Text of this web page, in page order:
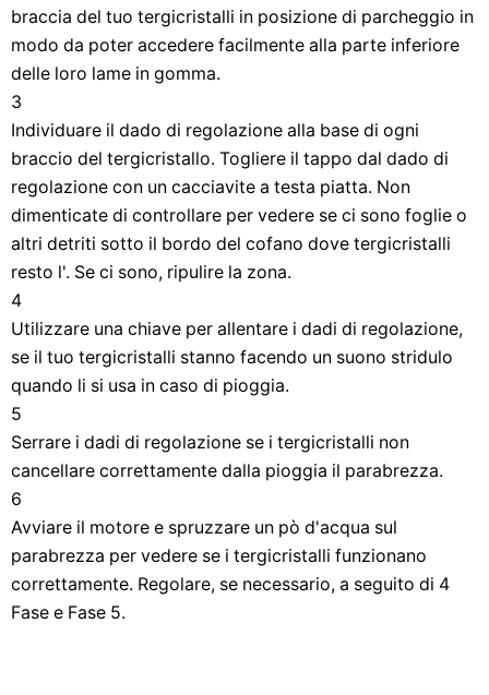
braccia del tuo tergicristalli in posizione di parcheggio in
modo da poter accedere facilmente alla parte inferiore
delle loro lame in gomma.
3
Individuare il dado di regolazione alla base di ogni
braccio del tergicristallo. Togliere il tappo dal dado di
regolazione con un cacciavite a testa piatta. Non
dimenticate di controllare per vedere se ci sono foglie o
altri detriti sotto il bordo del cofano dove tergicristalli
resto l'. Se ci sono, ripulire la zona.
4
Utilizzare una chiave per allentare i dadi di regolazione,
se il tuo tergicristalli stanno facendo un suono stridulo
quando li si usa in caso di pioggia.
5
Serrare i dadi di regolazione se i tergicristalli non
cancellare correttamente dalla pioggia il parabrezza.
6
Avviare il motore e spruzzare un pò d'acqua sul
parabrezza per vedere se i tergicristalli funzionano
correttamente. Regolare, se necessario, a seguito di 4
Fase e Fase 5.